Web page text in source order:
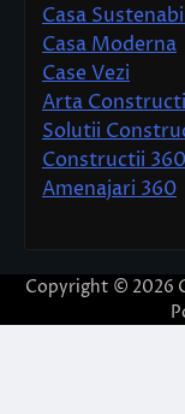
Casa
Casa Moderna
Case Vezi
Arta
Solutii
Constructii 360
Amenajari 360
Copyright © 2026